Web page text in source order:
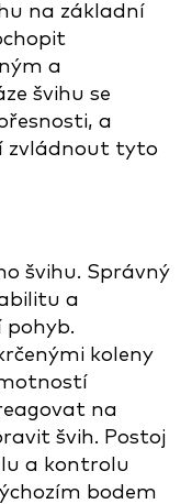
na základní
a
švihu se
a
zvládnout tyto
švihu. Správný
a
koleny
na
švih. Postoj
a kontrolu
bodem